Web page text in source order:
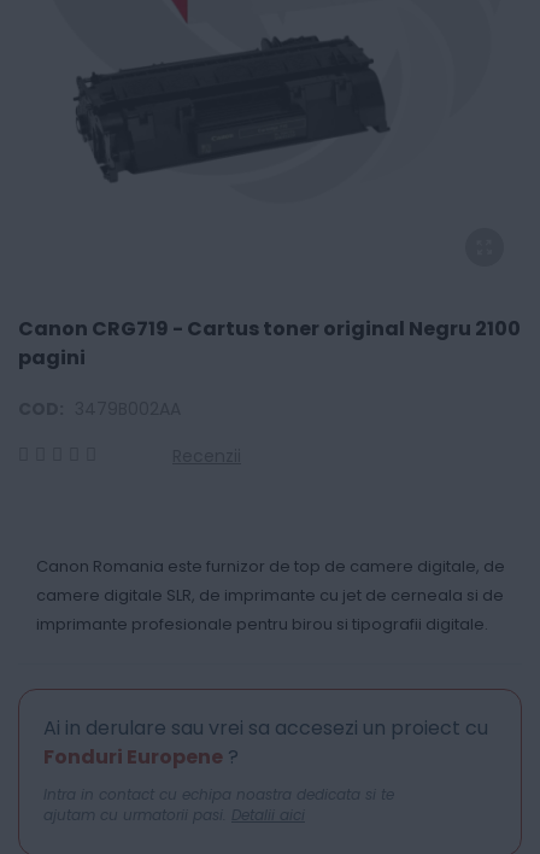
Canon CRG719 - Cartus toner original Negru 2100
pagini
Canon Romania este furnizor de top de camere digitale, de
camere digitale SLR, de imprimante cu jet de cerneala si de
imprimante profesionale pentru birou si tipografii digitale.
Ai in derulare sau vrei sa accesezi un proiect cu
Fonduri Europene ?
Intra in contact cu echipa noastra dedicata si te
ajutam cu urmatorii pasi. Detalii aici